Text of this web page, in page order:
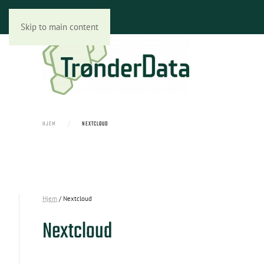
Skip to main content
HJEM NEXTCLOUD
Hjem / Nextcloud
Nextcloud